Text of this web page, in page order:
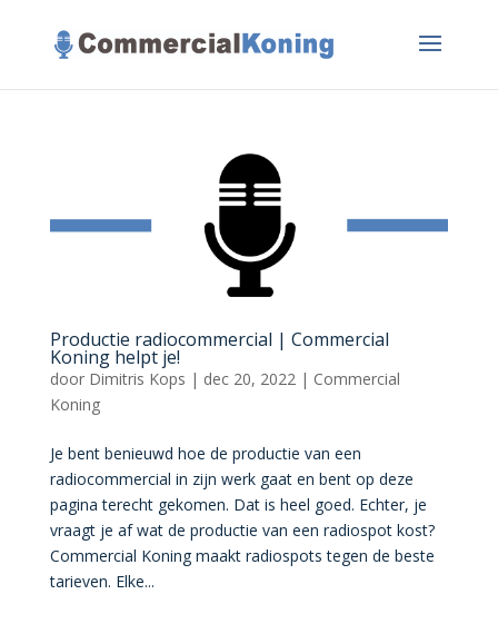
Productie radiocommercial | Commercial
Koning helpt je!
door Dimitris Kops | dec 20, 2022 | Commercial
Koning
Je bent benieuwd hoe de productie van een
radiocommercial in zijn werk gaat en bent op deze
pagina terecht gekomen. Dat is heel goed. Echter, je
vraagt je af wat de productie van een radiospot kost?
Commercial Koning maakt radiospots tegen de beste
tarieven. Elke...